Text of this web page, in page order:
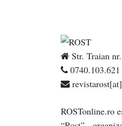
Str. Traian
0740.103.621
ROSTonline.ro